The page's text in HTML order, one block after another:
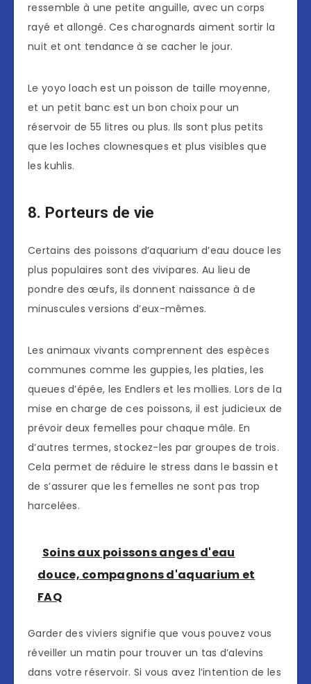
ressemble à une petite anguille, avec un corps
rayé et allongé. Ces charognards aiment sortir la
nuit et ont tendance à se cacher le jour.
Le yoyo loach est un poisson de taille moyenne,
et un petit banc est un bon choix pour un
réservoir de 55 litres ou plus. Ils sont plus petits
que les loches clownesques et plus visibles que
les kuhlis.
8. Porteurs de vie
Certains des poissons d’aquarium d’eau douce les
plus populaires sont des vivipares. Au lieu de
pondre des œufs, ils donnent naissance à de
minuscules versions d’eux-mêmes.
Les animaux vivants comprennent des espèces
communes comme les guppies, les platies, les
queues d’épée, les Endlers et les mollies. Lors de la
mise en charge de ces poissons, il est judicieux de
prévoir deux femelles pour chaque mâle. En
d’autres termes, stockez-les par groupes de trois.
Cela permet de réduire le stress dans le bassin et
de s’assurer que les femelles ne sont pas trop
harcelées.
Soins aux poissons anges d'eau
douce, compagnons d'aquarium et
FAQ
Garder des viviers signifie que vous pouvez vous
réveiller un matin pour trouver un tas d’alevins
dans votre réservoir. Si vous avez l’intention de les